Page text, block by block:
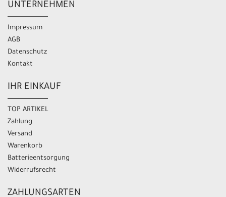
UNTERNEHMEN
Impressum
AGB
Datenschutz
Kontakt
IHR EINKAUF
TOP ARTIKEL
Zahlung
Versand
Warenkorb
Batterieentsorgung
Widerrufsrecht
ZAHLUNGSARTEN